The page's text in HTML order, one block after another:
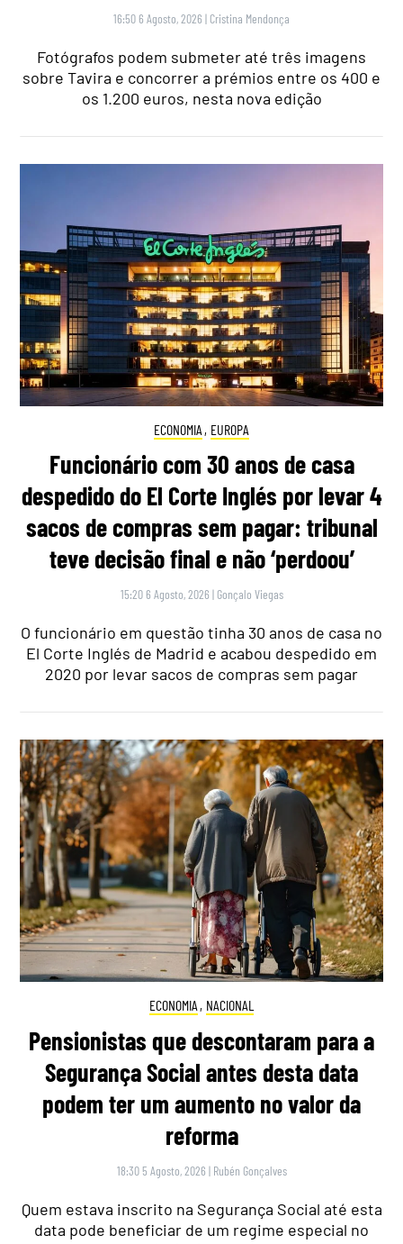
16:50 6 Agosto, 2026 | Cristina Mendonça
Fotógrafos podem submeter até três imagens
sobre Tavira e concorrer a prémios entre os 400 e
os 1.200 euros, nesta nova edição
ECONOMIA , EUROPA
Funcionário com 30 anos de casa
despedido do El Corte Inglés por levar 4
sacos de compras sem pagar: tribunal
teve decisão final e não ‘perdoou’
15:20 6 Agosto, 2026 | Gonçalo Viegas
O funcionário em questão tinha 30 anos de casa no
El Corte Inglés de Madrid e acabou despedido em
2020 por levar sacos de compras sem pagar
ECONOMIA , NACIONAL
Pensionistas que descontaram para a
Segurança Social antes desta data
podem ter um aumento no valor da
reforma
18:30 5 Agosto, 2026 | Rubén Gonçalves
Quem estava inscrito na Segurança Social até esta
data pode beneficiar de um regime especial no